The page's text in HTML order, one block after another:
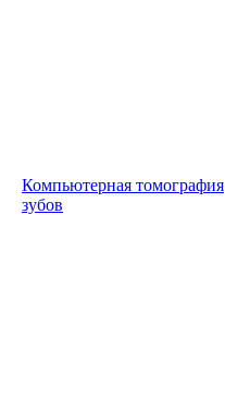
Компьютерная томография
зубов